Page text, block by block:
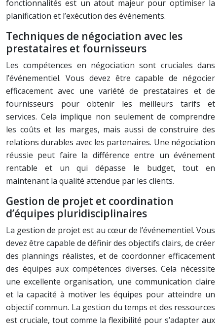
fonctionnalités est un atout majeur pour optimiser la
planification et l’exécution des événements.
Techniques de négociation avec les
prestataires et fournisseurs
Les compétences en négociation sont cruciales dans
l’événementiel. Vous devez être capable de négocier
efficacement avec une variété de prestataires et de
fournisseurs pour obtenir les meilleurs tarifs et
services. Cela implique non seulement de comprendre
les coûts et les marges, mais aussi de construire des
relations durables avec les partenaires. Une négociation
réussie peut faire la différence entre un événement
rentable et un qui dépasse le budget, tout en
maintenant la qualité attendue par les clients.
Gestion de projet et coordination
d’équipes pluridisciplinaires
La gestion de projet est au cœur de l’événementiel. Vous
devez être capable de définir des objectifs clairs, de créer
des plannings réalistes, et de coordonner efficacement
des équipes aux compétences diverses. Cela nécessite
une excellente organisation, une communication claire
et la capacité à motiver les équipes pour atteindre un
objectif commun. La gestion du temps et des ressources
est cruciale, tout comme la flexibilité pour s’adapter aux